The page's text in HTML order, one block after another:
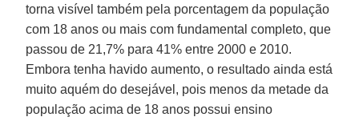
torna visível também pela porcentagem da população
com 18 anos ou mais com fundamental completo, que
passou de 21,7% para 41% entre 2000 e 2010.
Embora tenha havido aumento, o resultado ainda está
muito aquém do desejável, pois menos da metade da
população acima de 18 anos possui ensino